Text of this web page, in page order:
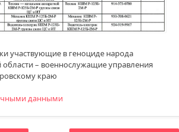
участвующие в геноциде народа
– военнослужащие управления
краю
данными